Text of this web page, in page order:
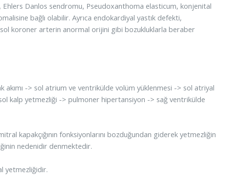
Danlos sendromu, Pseudoxanthoma elasticum, konjenital
bağlı olabilir. Ayrıca endokardiyal yastık defekti,
koroner arterin anormal orijini gibi bozukluklarla beraber
akımı -> sol atrium ve ventrikülde volüm yüklenmesi -> sol atriyal
kalp yetmezliği -> pulmoner hipertansiyon -> sağ ventrikülde
kapakçığının fonksiyonlarını bozduğundan giderek yetmezliğin
nedenidir denmektedir.
yetmezliğidir.